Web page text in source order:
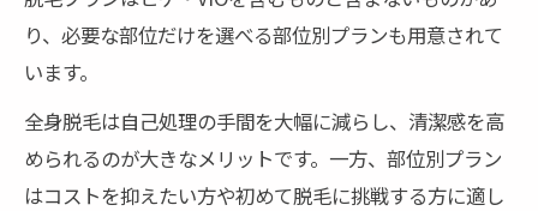
り、必要な部位だけを選べる部位別プランも用意されて
います。
全身脱毛は自己処理の手間を大幅に減らし、清潔感を高
められるのが大きなメリットです。一方、部位別プラン
はコストを抑えたい方や初めて脱毛に挑戦する方に適し